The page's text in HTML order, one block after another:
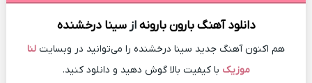
دانلود آهنگ بارون بارونهازسینا درخشنده
هم اکنون آهنگ جدید سینا درخشنده را می‌توانید در وبسایت لنا
موزیک با کیفیت بالا گوش دهید و دانلود کنید.